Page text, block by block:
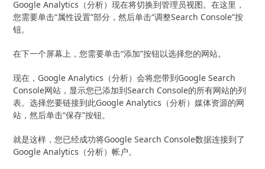
Google Analytics（分析）现在将切换到管理员视图。在这里，
您需要单击“属性设置”部分，然后单击“调整Search Console”按
钮。
在下一个屏幕上，您需要单击“添加”按钮以选择您的网站。
现在，Google Analytics（分析）会将您带到Google Search
Console网站，显示您已添加到Search Console的所有网站的列
表。选择您要链接到此Google Analytics（分析）媒体资源的网
站，然后单击“保存”按钮。
就是这样，您已经成功将Google Search Console数据连接到了
Google Analytics（分析）帐户。